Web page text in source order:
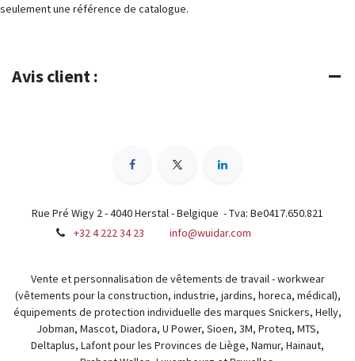
seulement une référence de catalogue.
Avis client :
Rue Pré Wigy 2 - 4040 Herstal - Belgique - Tva: Be0417.650.821
+32 4 222 34 23
info@wuidar.com
Vente et personnalisation de vêtements de travail - workwear
(vêtements pour la construction, industrie, jardins, horeca, médical),
équipements de protection individuelle des marques Snickers, Helly,
Jobman, Mascot, Diadora, U Power, Sioen, 3M, Proteq, MTS,
Deltaplus, Lafont pour les Provinces de Liège, Namur, Hainaut,